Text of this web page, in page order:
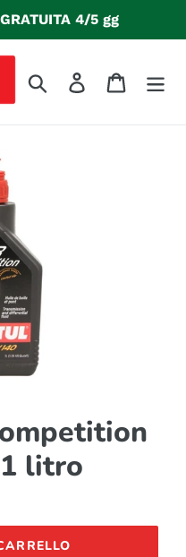
4/5 gg
Cerca Accedi Carrello
litro